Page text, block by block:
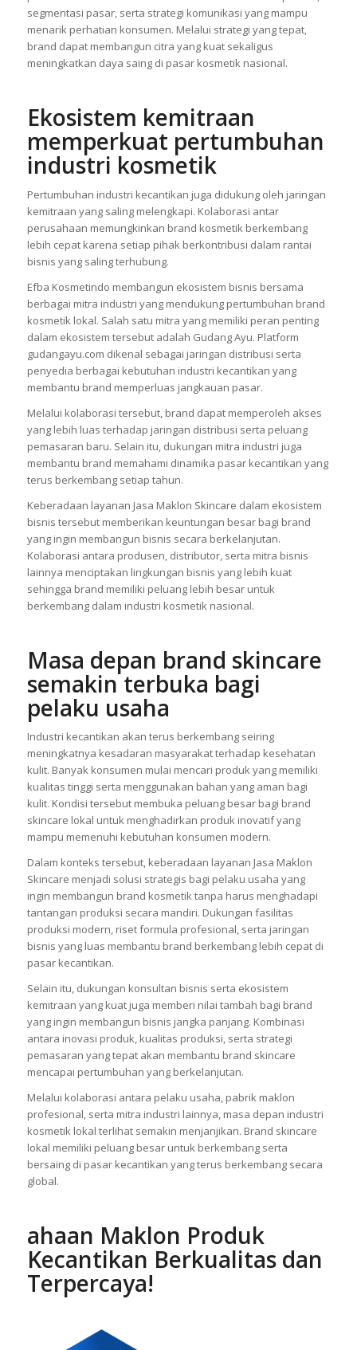
segmentasi pasar, serta strategi komunikasi yang mampu
menarik perhatian konsumen. Melalui strategi yang tepat,
brand dapat membangun citra yang kuat sekaligus
meningkatkan daya saing di pasar kosmetik nasional.
Ekosistem kemitraan
memperkuat pertumbuhan
industri kosmetik
Pertumbuhan industri kecantikan juga didukung oleh jaringan
kemitraan yang saling melengkapi. Kolaborasi antar
perusahaan memungkinkan brand kosmetik berkembang
lebih cepat karena setiap pihak berkontribusi dalam rantai
bisnis yang saling terhubung.
Efba Kosmetindo membangun ekosistem bisnis bersama
berbagai mitra industri yang mendukung pertumbuhan brand
kosmetik lokal. Salah satu mitra yang memiliki peran penting
dalam ekosistem tersebut adalah Gudang Ayu. Platform
gudangayu.com dikenal sebagai jaringan distribusi serta
penyedia berbagai kebutuhan industri kecantikan yang
membantu brand memperluas jangkauan pasar.
Melalui kolaborasi tersebut, brand dapat memperoleh akses
yang lebih luas terhadap jaringan distribusi serta peluang
pemasaran baru. Selain itu, dukungan mitra industri juga
membantu brand memahami dinamika pasar kecantikan yang
terus berkembang setiap tahun.
Keberadaan layanan Jasa Maklon Skincare dalam ekosistem
bisnis tersebut memberikan keuntungan besar bagi brand
yang ingin membangun bisnis secara berkelanjutan.
Kolaborasi antara produsen, distributor, serta mitra bisnis
lainnya menciptakan lingkungan bisnis yang lebih kuat
sehingga brand memiliki peluang lebih besar untuk
berkembang dalam industri kosmetik nasional.
Masa depan brand skincare
semakin terbuka bagi
pelaku usaha
Industri kecantikan akan terus berkembang seiring
meningkatnya kesadaran masyarakat terhadap kesehatan
kulit. Banyak konsumen mulai mencari produk yang memiliki
kualitas tinggi serta menggunakan bahan yang aman bagi
kulit. Kondisi tersebut membuka peluang besar bagi brand
skincare lokal untuk menghadirkan produk inovatif yang
mampu memenuhi kebutuhan konsumen modern.
Dalam konteks tersebut, keberadaan layanan Jasa Maklon
Skincare menjadi solusi strategis bagi pelaku usaha yang
ingin membangun brand kosmetik tanpa harus menghadapi
tantangan produksi secara mandiri. Dukungan fasilitas
produksi modern, riset formula profesional, serta jaringan
bisnis yang luas membantu brand berkembang lebih cepat di
pasar kecantikan.
Selain itu, dukungan konsultan bisnis serta ekosistem
kemitraan yang kuat juga memberi nilai tambah bagi brand
yang ingin membangun bisnis jangka panjang. Kombinasi
antara inovasi produk, kualitas produksi, serta strategi
pemasaran yang tepat akan membantu brand skincare
mencapai pertumbuhan yang berkelanjutan.
Melalui kolaborasi antara pelaku usaha, pabrik maklon
profesional, serta mitra industri lainnya, masa depan industri
kosmetik lokal terlihat semakin menjanjikan. Brand skincare
lokal memiliki peluang besar untuk berkembang serta
bersaing di pasar kecantikan yang terus berkembang secara
global.
ahaan Maklon Produk
Kecantikan Berkualitas dan
Terpercaya!